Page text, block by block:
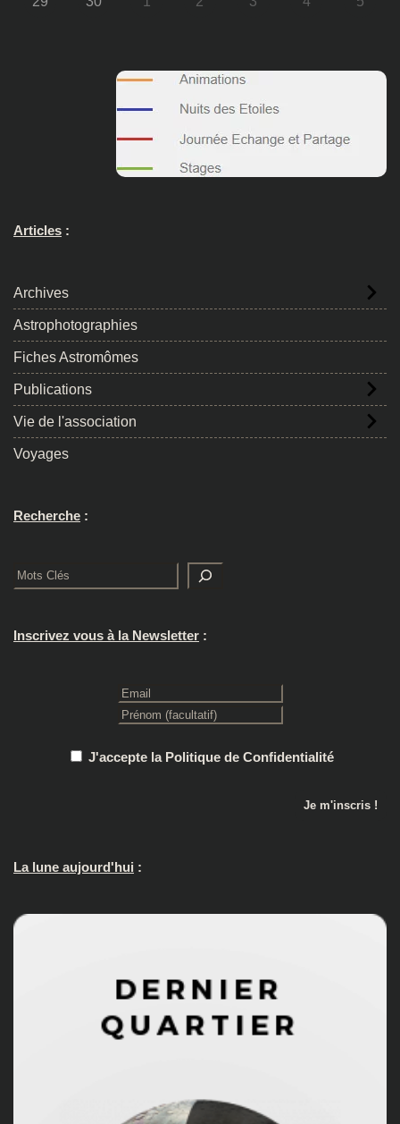
Articles :
Archives
Astrophotographies
Fiches Astromômes
Publications
Vie de l'association
Voyages
Recherche :
Rechercher
Inscrivez vous à la Newsletter :
J'accepte la Politique de Confidentialité
La lune aujourd'hui :